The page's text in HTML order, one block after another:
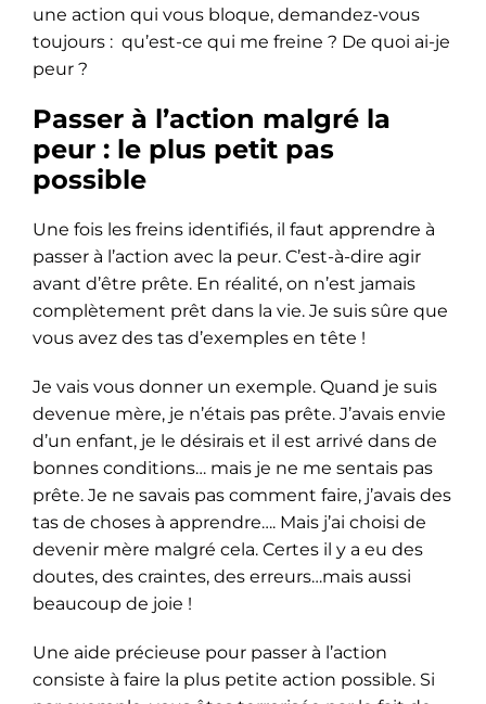
une action qui vous bloque, demandez-vous
toujours : qu’est-ce qui me freine ? De quoi ai-je
peur ?
Passer à l’action malgré la
peur : le plus petit pas
possible
Une fois les freins identifiés, il faut apprendre à
passer à l’action avec la peur. C’est-à-dire agir
avant d’être prête. En réalité, on n’est jamais
complètement prêt dans la vie. Je suis sûre que
vous avez des tas d’exemples en tête !
Je vais vous donner un exemple. Quand je suis
devenue mère, je n’étais pas prête. J’avais envie
d’un enfant, je le désirais et il est arrivé dans de
bonnes conditions… mais je ne me sentais pas
prête. Je ne savais pas comment faire, j’avais des
tas de choses à apprendre…. Mais j’ai choisi de
devenir mère malgré cela. Certes il y a eu des
doutes, des craintes, des erreurs…mais aussi
beaucoup de joie !
Une aide précieuse pour passer à l’action
consiste à faire la plus petite action possible. Si